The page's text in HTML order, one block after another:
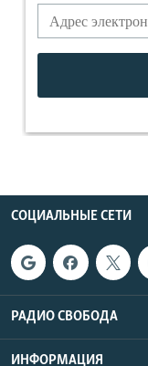
СОЦИАЛЬНЫЕ СЕТИ
РАДИО СВОБОДА
ИНФОРМАЦИЯ